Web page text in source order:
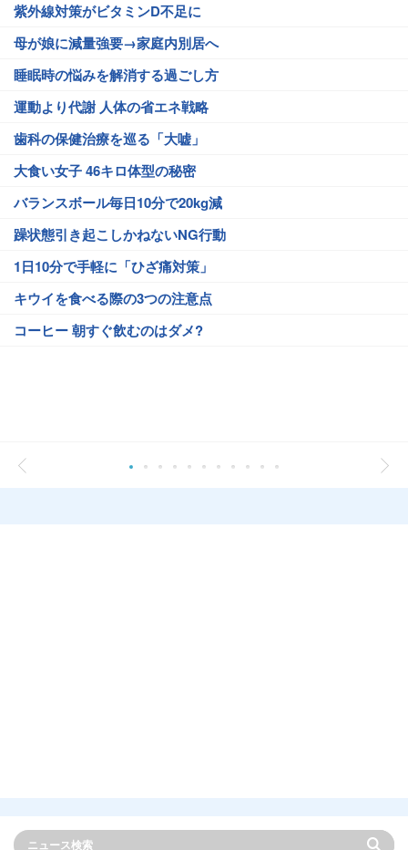
紫外線対策がビタミンD不足に
母が娘に減量強要→家庭内別居へ
睡眠時の悩みを解消する過ごし方
運動より代謝 人体の省エネ戦略
歯科の保健治療を巡る「大嘘」
大食い女子 46キロ体型の秘密
バランスボール毎日10分で20kg減
躁状態引き起こしかねないNG行動
1日10分で手軽に「ひざ痛対策」
キウイを食べる際の3つの注意点
コーヒー 朝すぐ飲むのはダメ?